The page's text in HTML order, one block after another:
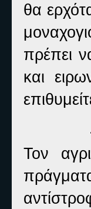
θα
πρέπει
και
Τον